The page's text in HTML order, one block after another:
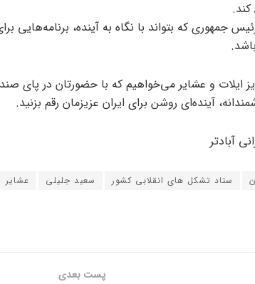
جمهوری که بتواند با نگاه به آینده، برنامه‌هایی
ایلات و عشایر می‌خواهیم که با حضورتان در پای
آینده‌ای روشن برای ایران عزیزمان رقم بزنید.
آبادتر
ستاد تشکل های انقلابی کشور سعید جلیلی عشایر
پست بعدی